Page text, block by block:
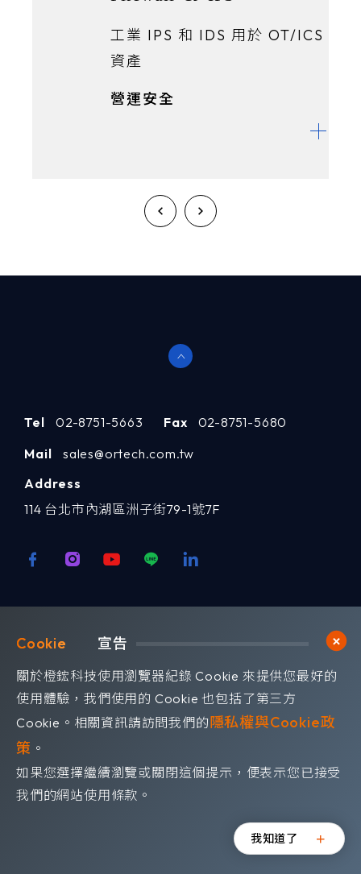
工業 IPS 和 IDS 用於 OT/ICS
營運安全
©OrangeRed Technology CO. LTD. All rights reserved.
Design byWDD. 隱私權政策
Tel 02-8751-5663 Fax
02-8751-5680
Mail
sales@ortech.com.tw
Address
114 台北市內湖區洲子街79-1號7F
宣告
關於橙鋐科技使用瀏覽器紀錄 Cookie 來提供您最好的
使用體驗，我們使用的 Cookie 也包括了第三方
Cookie。相關資訊請訪問我們的隱私權與Cookie政
策 。
如果您選擇繼續瀏覽或關閉這個提示，便表示您已接受
我們的網站使用條款。
我知道了